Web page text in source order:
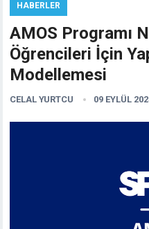
HABERLER
AMOS Programı
Öğrencileri İçin
Modellemesi
CELAL YURTCU 09 EYLÜL